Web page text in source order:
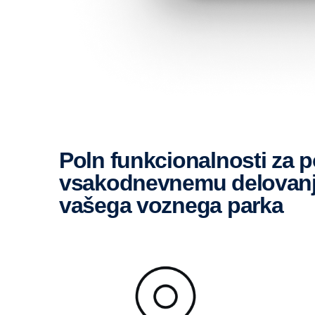
Poln funkcionalnosti za podporo
vsakodnevnemu
vašega voznega parka